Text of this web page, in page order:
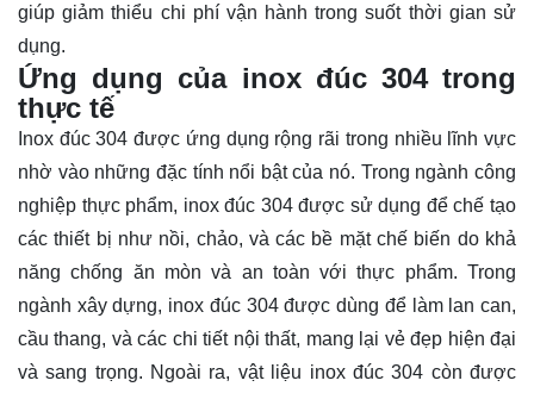
giúp giảm thiểu chi phí vận hành trong suốt thời gian sử
dụng.
Ứng dụng của inox đúc 304 trong
thực tế
Inox đúc 304 được ứng dụng rộng rãi trong nhiều lĩnh vực
nhờ vào những đặc tính nổi bật của nó. Trong ngành công
nghiệp thực phẩm, inox đúc 304 được sử dụng để chế tạo
các thiết bị như nồi, chảo, và các bề mặt chế biến do khả
năng chống ăn mòn và an toàn với thực phẩm. Trong
ngành xây dựng, inox đúc 304 được dùng để làm lan can,
cầu thang, và các chi tiết nội thất, mang lại vẻ đẹp hiện đại
và sang trọng. Ngoài ra, vật liệu inox đúc 304 còn được